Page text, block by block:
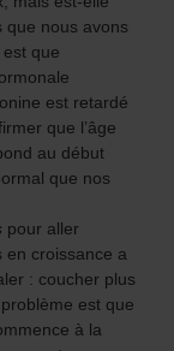
que nous avons
que
est retardé
que l’âge
au début
que nos
pour aller
croissance a
: coucher plus
est que
à la